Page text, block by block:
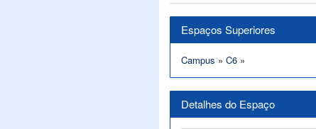
Espaços Superiores
Campus » C6 »
Detalhes do Espaço